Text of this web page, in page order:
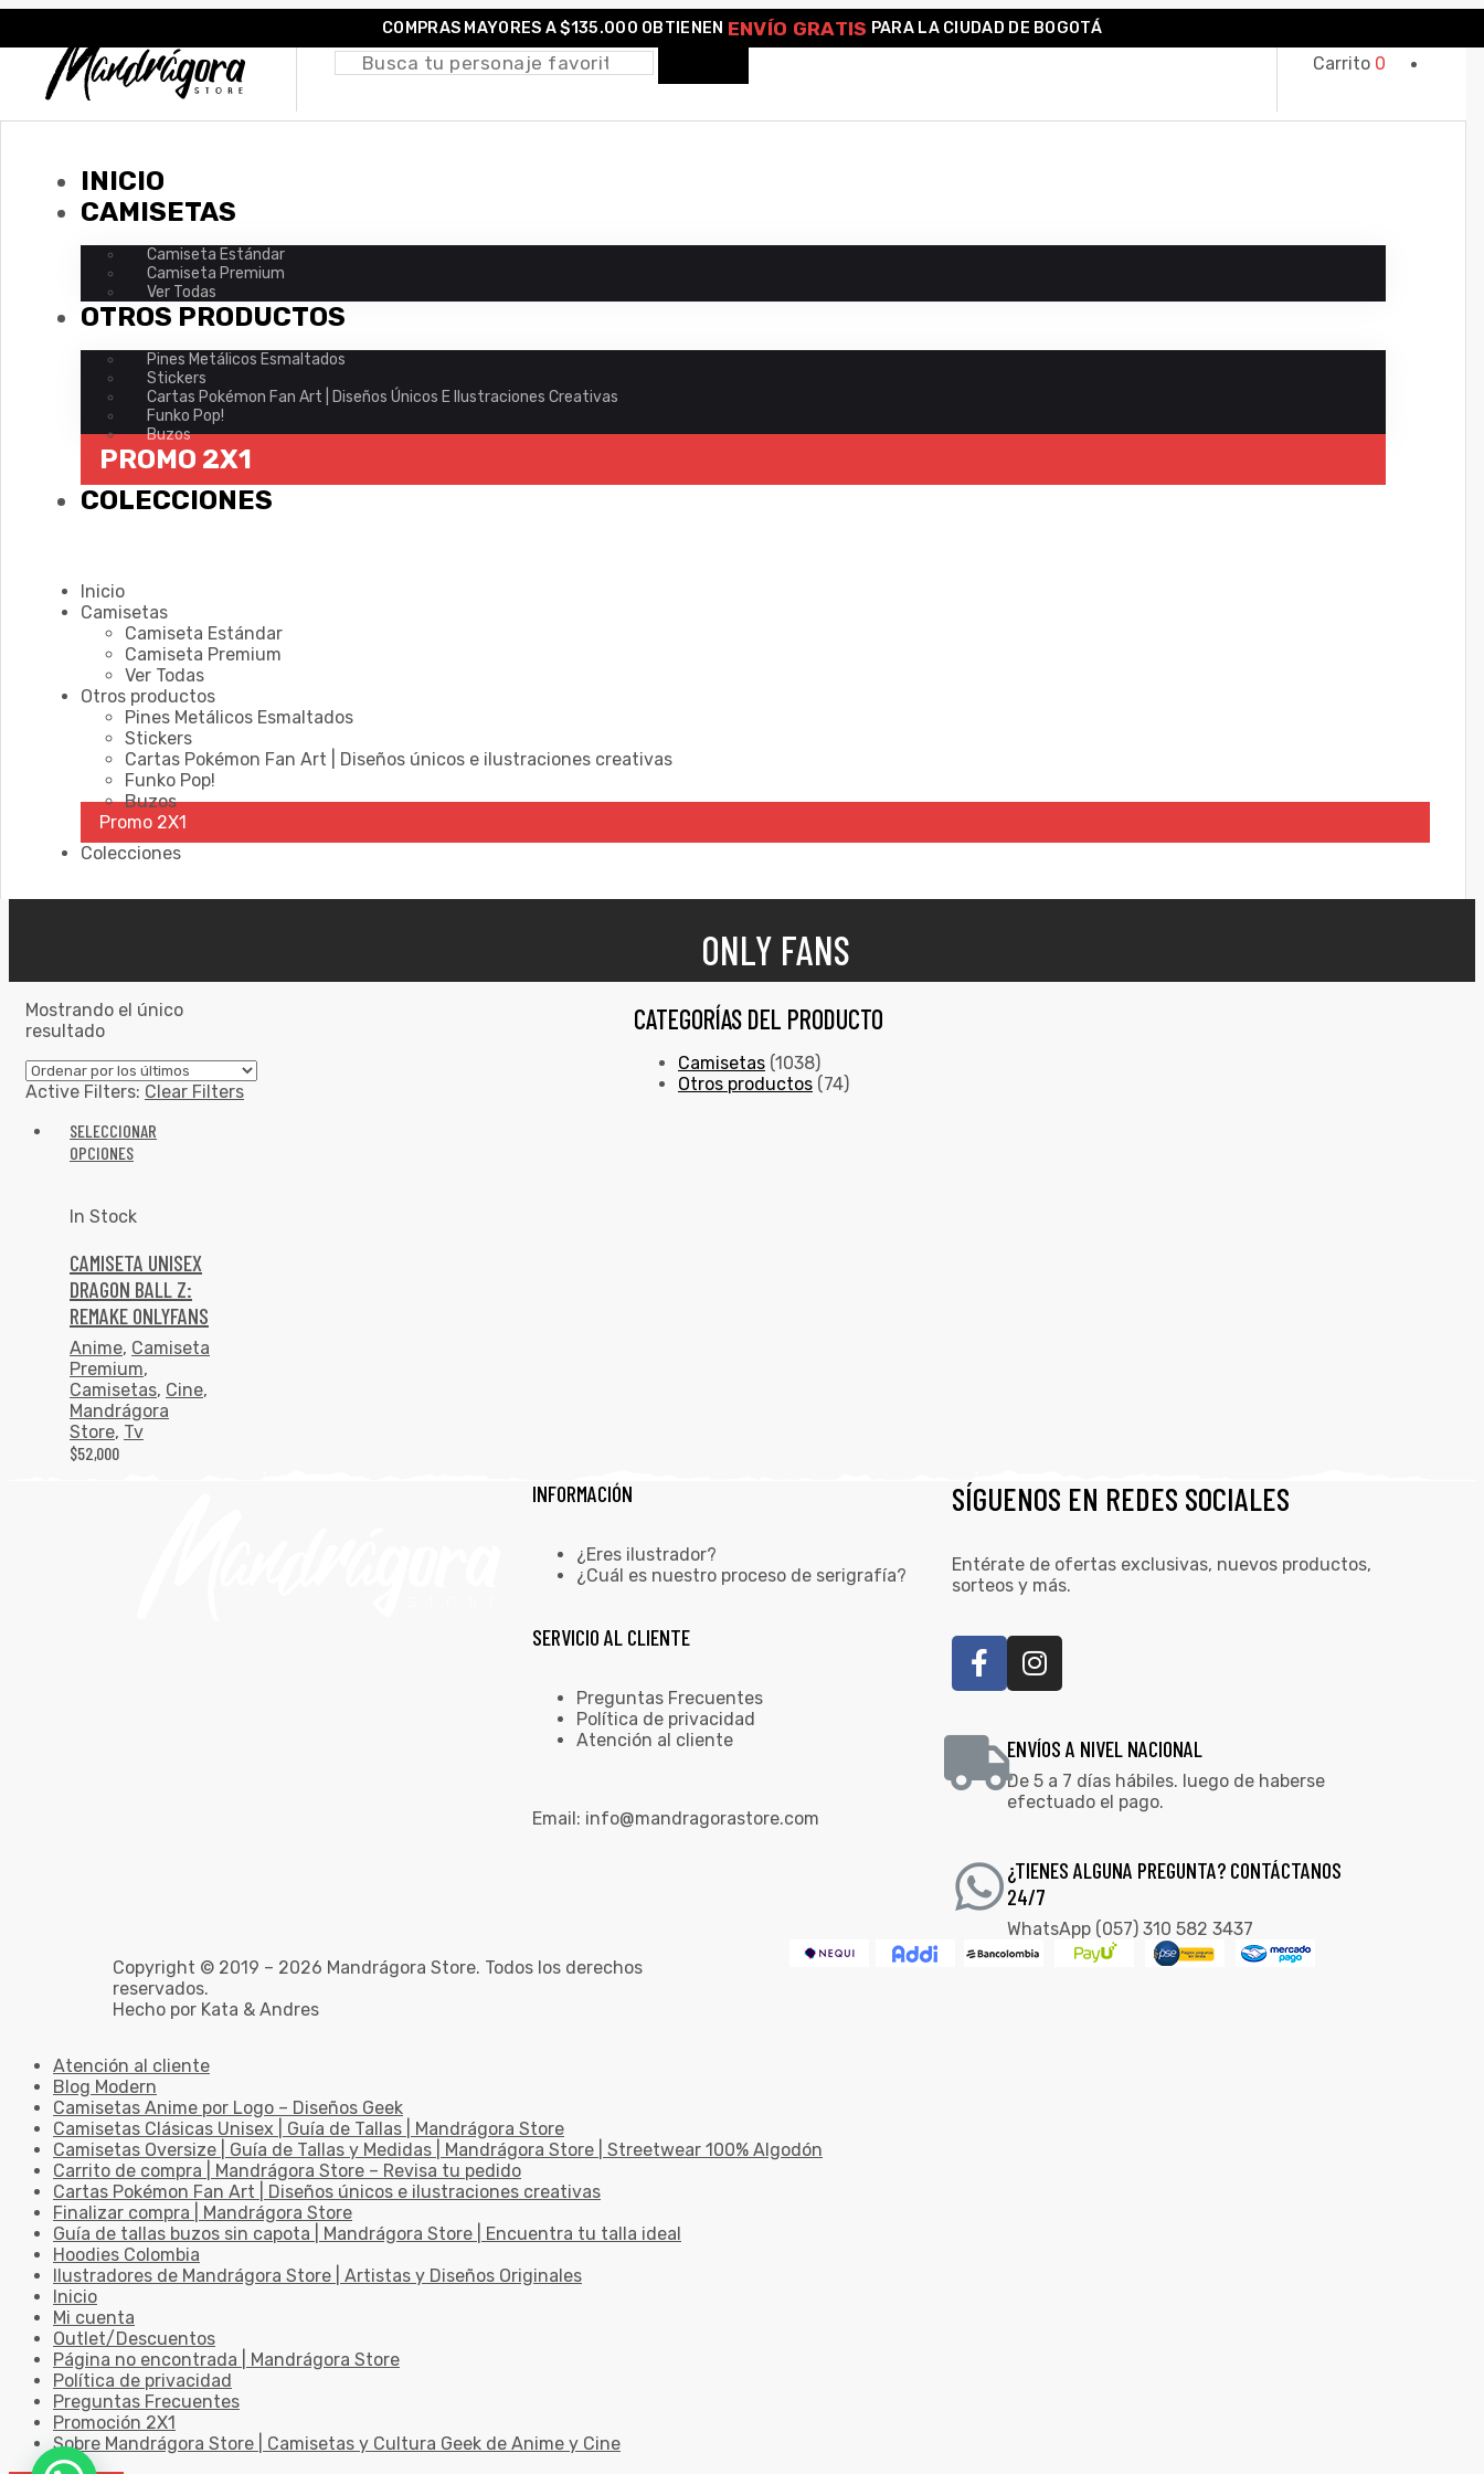
COMPRAS MAYORES A $135.000 OBTIENEN ENVÍO GRATIS PARA LA CIUDAD DE BOGOTÁ
Carrito 0
INICIO
CAMISETAS
Camiseta Estándar
Camiseta Premium
Ver Todas
OTROS PRODUCTOS
Pines Metálicos Esmaltados
Stickers
Cartas Pokémon Fan Art | Diseños Únicos E Ilustraciones Creativas
Funko Pop!
Buzos
PROMO 2X1
COLECCIONES
Inicio
Camisetas
Camiseta Estándar
Camiseta Premium
Ver Todas
Otros productos
Pines Metálicos Esmaltados
Stickers
Cartas Pokémon Fan Art | Diseños únicos e ilustraciones creativas
Funko Pop!
Buzos
Promo 2X1
Colecciones
ONLY FANS
Mostrando el único
resultado
Active Filters: Clear Filters
SELECCIONAR
OPCIONES
In Stock
CAMISETA UNISEX
DRAGON BALL Z:
REMAKE ONLYFANS
Anime, Camiseta
Premium,
Camisetas, Cine,
Mandrágora
Store, Tv
$52,000
CATEGORÍAS DEL PRODUCTO
Camisetas (1038)
Otros productos (74)
INFORMACIÓN
¿Eres ilustrador?
¿Cuál es nuestro proceso de serigrafía?
SERVICIO AL CLIENTE
Preguntas Frecuentes
Política de privacidad
Atención al cliente
Email: info@mandragorastore.com
SÍGUENOS EN REDES SOCIALES
Entérate de ofertas exclusivas, nuevos productos,
sorteos y más.
ENVÍOS A NIVEL NACIONAL
De 5 a 7 días hábiles. luego de haberse
efectuado el pago.
¿TIENES ALGUNA PREGUNTA? CONTÁCTANOS
24/7
WhatsApp (057) 310 582 3437
Copyright © 2019 – 2026 Mandrágora Store. Todos los derechos
reservados.
Hecho por Kata & Andres
Atención al cliente
Blog Modern
Camisetas Anime por Logo – Diseños Geek
Camisetas Clásicas Unisex | Guía de Tallas | Mandrágora Store
Camisetas Oversize | Guía de Tallas y Medidas | Mandrágora Store | Streetwear 100% Algodón
Carrito de compra | Mandrágora Store – Revisa tu pedido
Cartas Pokémon Fan Art | Diseños únicos e ilustraciones creativas
Finalizar compra | Mandrágora Store
Guía de tallas buzos sin capota | Mandrágora Store | Encuentra tu talla ideal
Hoodies Colombia
Ilustradores de Mandrágora Store | Artistas y Diseños Originales
Inicio
Mi cuenta
Outlet/Descuentos
Página no encontrada | Mandrágora Store
Política de privacidad
Preguntas Frecuentes
Promoción 2X1
Sobre Mandrágora Store | Camisetas y Cultura Geek de Anime y Cine